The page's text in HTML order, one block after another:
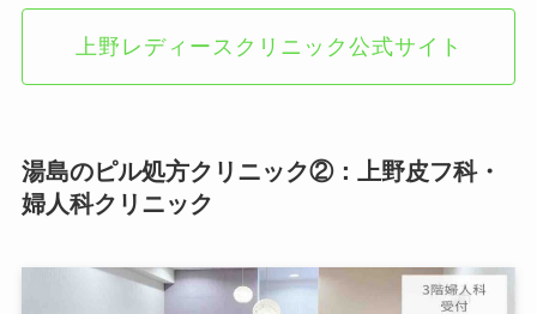
上野レディースクリニック公式サイト
湯島のピル処方クリニック②：上野皮フ科・
婦人科クリニック